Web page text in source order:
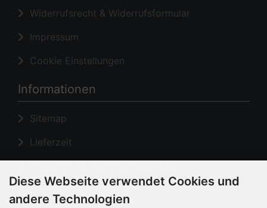
Widerrufsrecht & Widerrufsformular
Impressum
Cookie Einstellungen
Informationen
Sitemap
Lieferzeit
Changlelog zum Shop
Diese Webseite verwendet Cookies und
andere Technologien